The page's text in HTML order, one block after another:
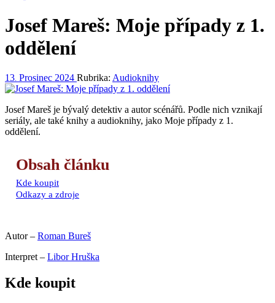
Josef Mareš: Moje případy z 1.
oddělení
13. Prosinec 2024 Rubrika: Audioknihy
Josef Mareš je bývalý detektiv a autor scénářů. Podle nich vznikají
seriály, ale také knihy a audioknihy, jako Moje případy z 1.
oddělení.
Obsah článku
Kde koupit
Odkazy a zdroje
Autor – Roman Bureš
Interpret – Libor Hruška
Kde koupit